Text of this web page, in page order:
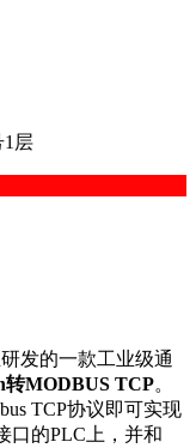
1层
发的一款工业级通
转MODBUS TCP。
TCP协议即可实现
口的PLC上，并和